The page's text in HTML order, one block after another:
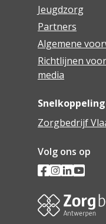
Jeugdzorg
Partners
Algemene
Richtlijnen
media
Zorgbedrijf
Volg ons op